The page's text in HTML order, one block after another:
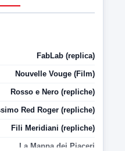
FabLab (replica)
Nouvelle Vouge (Film)
Rosso e Nero (repliche)
Red Roger (repliche)
Fili Meridiani (repliche)
La Mappa dei Piaceri